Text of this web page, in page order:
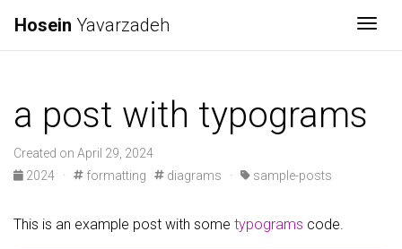
Hosein Yavarzadeh
a post with typograms
Created on April 29, 2024
2024
· formatting diagrams · sample-posts
This is an example post with some typograms code.